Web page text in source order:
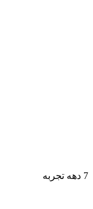
7 دهه تجربه